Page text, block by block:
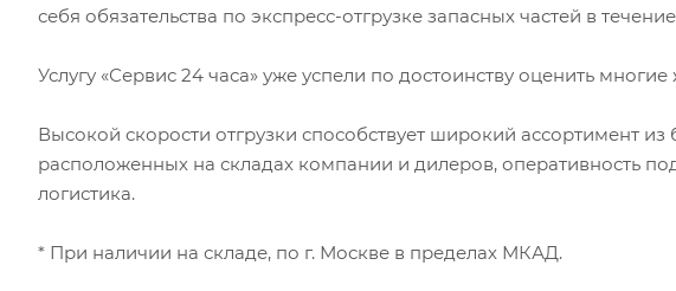
себя обязательства по экспресс-отгрузке запасных частей в
Услугу «Сервис 24 часа» уже успели по достоинству оценить
Высокой скорости отгрузки способствует широкий ассортимент
расположенных на складах компании и дилеров, оперативность
логистика.
* При наличии на складе, по г. Москве в пределах МКАД.